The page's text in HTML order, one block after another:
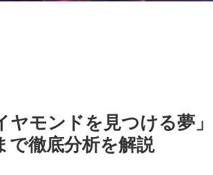
ヤモンドを見つける夢
で徹底分析を解説